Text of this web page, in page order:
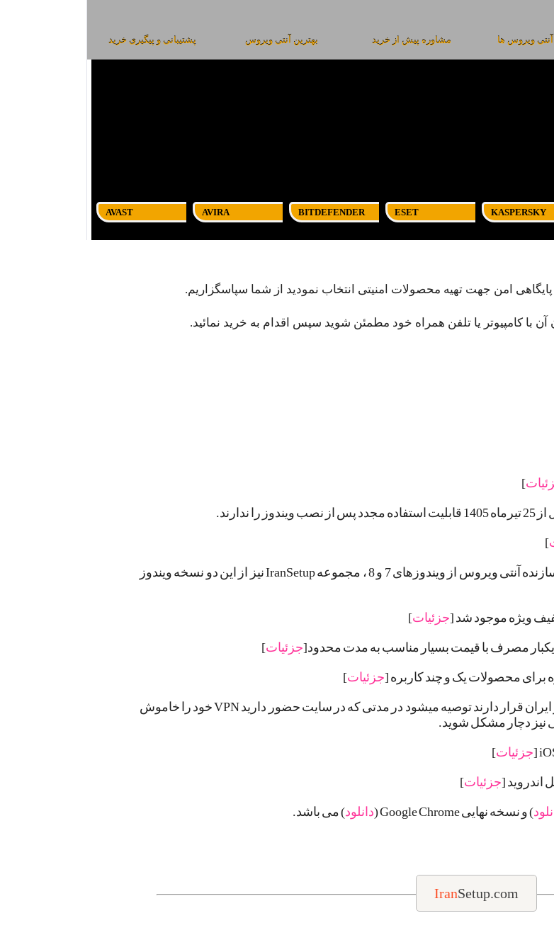
ویروس ها مشاوره پیش از خرید بهترین آنتی ویروس پشتیبانی و پیگیری خرید
AVAST AVIRA BITDEFENDER ESET KASPERSKY
پایگاهی امن جهت تهیه محصولات امنیتی انتخاب نمودید از شما سپاسگزاریم.
با کامپیوتر یا تلفن همراه خود مطمئن شوید سپس اقدام به خرید نمائید.
]
]
به دلیل عدم پشتیبانی مایکروسافت و کمپانی های سازنده آنتی ویروس از ویندوزهای 7 و 8 ، مجموعه IranSetup نیز از این دو نسخه ویندوز
جزئیات]
جزئیات]
جزئیات]
کاربران گرامی با توجه به اینکه سرورهای سایت در ایران قرار دارند توصیه میشود در مدتی که در سایت حضور دارید VPN خود را خاموش
نیز دچار مشکل شوید.
جزئیات]
اندروید [جزئیات]
) و نسخه نهایی Google Chrome ( دانلود) می باشد.
IranSetup.com